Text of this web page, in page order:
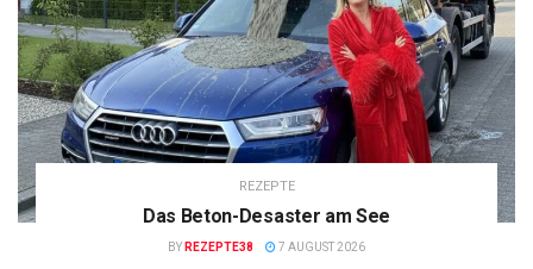
REZEPTE
Das Beton-Desaster am See
BY REZEPTE38 7 AUGUST 2026